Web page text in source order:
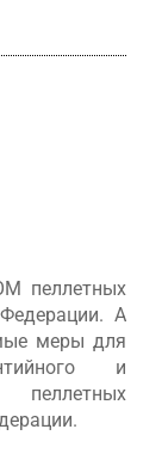
пеллетных
А
меры для
и
пеллетных